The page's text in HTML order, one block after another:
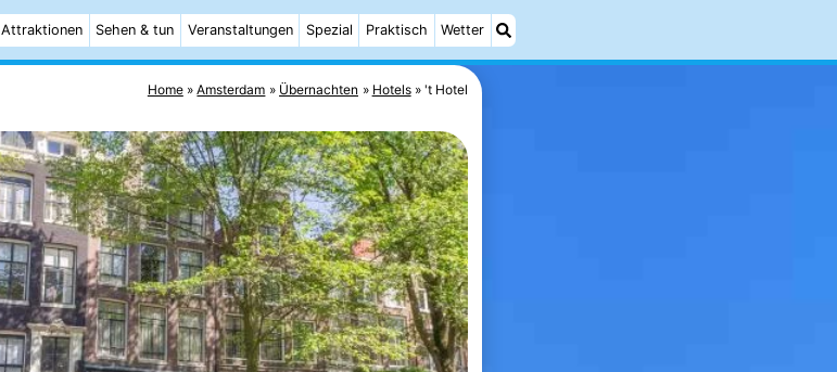
Attraktionen Sehen & tun Veranstaltungen Spezial Praktisch Wetter
Home Amsterdam Übernachten Hotels 't Hotel